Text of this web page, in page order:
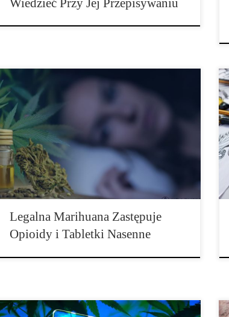
Wiedzieć Przy Jej Przepisywaniu
W miejscach, w których marihuana może być legalnie
zakupiona, ludzie często używają jej zamiast opioidów
i tabletek nasennych do zwalczania bólu i bezsenności.
Są to wyniki nowego badania przeprowadzonego w
Colorado, gdzie marihuana została całkowicie
dopuszczona do obrotu. „Nie są to jedyne powody
używania konopi indyjskich, ale są one ważne”, […]
Legalna Marihuana Zastępuje
Opioidy i Tabletki Nasenne